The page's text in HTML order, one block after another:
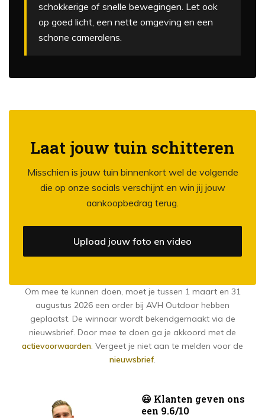
schokkerige of snelle bewegingen. Let ook
op goed licht, een nette omgeving en een
schone cameralens.
Laat jouw tuin schitteren
Misschien is jouw tuin binnenkort wel de volgende
die op onze socials verschijnt en win jij jouw
aankoopbedrag terug.
Upload jouw foto en video
Om mee te kunnen doen, moet je tussen 1 maart en 31
augustus 2026 een order bij AVH Outdoor hebben
geplaatst. De winnaar wordt bekendgemaakt via de
nieuwsbrief. Door mee te doen ga je akkoord met de
actievoorwaarden. Vergeet je niet aan te melden voor de
nieuwsbrief.
😃 Klanten geven ons
een 9.6/10